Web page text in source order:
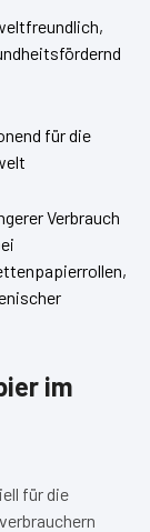
für die
Verbrauch
im
für die